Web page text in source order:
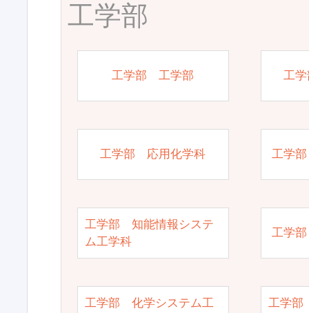
工学部
工学部 工学部 工
工学部 応用化学科 工学
工学部 知能情報システ
ム工学科
工学
工学部 化学システム工
工学部